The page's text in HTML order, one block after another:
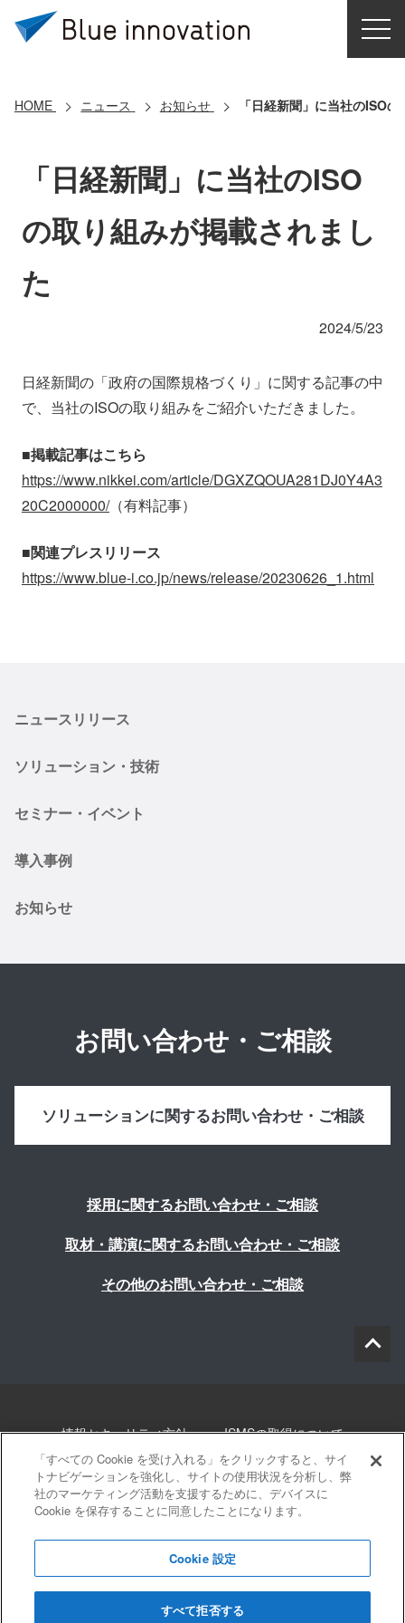
導入事例
コアテクノロジー
採用情報 資料ダウンロード
IR情報
HOME ニュース お知らせ 「日経新聞」に当社のISO
「日経新聞」に当社のISO
の取り組みが掲載されまし
た
2024/5/23
日経新聞の「政府の国際規格づくり」に関する記事の中
で、当社のISOの取り組みをご紹介いただきました。
■掲載記事はこちら
https://www.nikkei.com/article/DGXZQOUA281DJ0Y4A3
20C2000000/（有料記事）
■関連プレスリリース
https://www.blue-i.co.jp/news/release/20230626_1.html
ニュースリリース
ソリューション・技術
セミナー・イベント
導入事例
お知らせ
お問い合わせ・ご相談
ソリューションに関するお問い合わせ・ご相談
採用に関するお問い合わせ・ご相談
取材・講演に関するお問い合わせ・ご相談
その他のお問い合わせ・ご相談
情報セキュリティ方針 ISMSの取得について
個人情報について 勧誘方針 このサイトについて
サイトマップ
「すべての Cookie を受け入れる」をクリックすると、サイ
トナビゲーションを強化し、サイトの使用状況を分析し、弊
社のマーケティング活動を支援するために、デバイスに
Cookie を保存することに同意したことになります。
Cookie 設定
すべて拒否する